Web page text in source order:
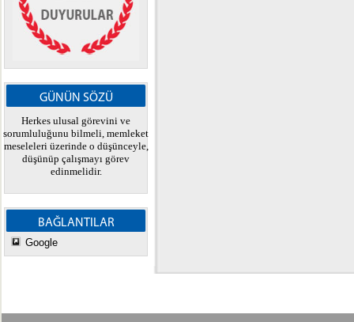
GÜNÜN SÖZÜ
Herkes ulusal görevini ve
sorumluluğunu bilmeli, memleket
meseleleri üzerinde o düşünceyle,
düşünüp çalışmayı görev
edinmelidir.
BAĞLANTILAR
Google